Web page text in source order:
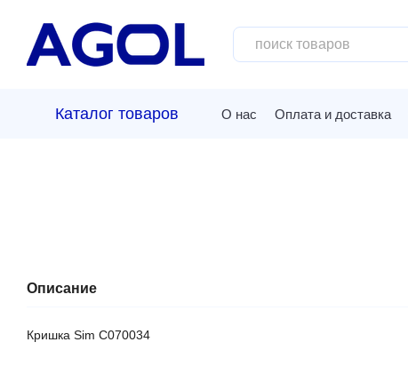
Каталог товаров О нас Оплата и доставка
Описание
Кришка Sim C070034